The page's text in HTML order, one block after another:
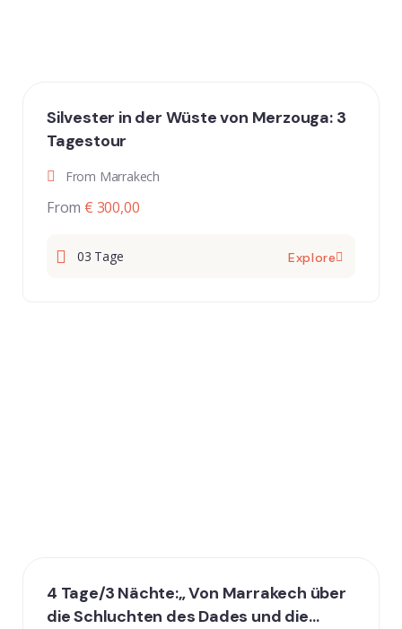
Silvester in der Wüste von Merzouga: 3
Tagestour
From Marrakech
From € 300,00
03 Tage Explore
4 Tage/3 Nächte:„ Von Marrakech über
die Schluchten des Dades und die